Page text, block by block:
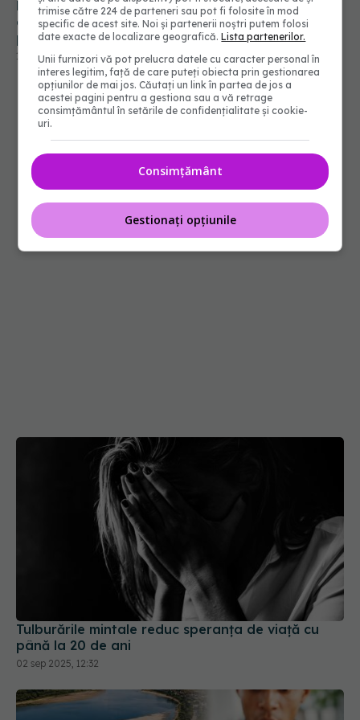
De ce are atât de mult succes Beach, Please? Ce
explică psihologia despre felul în care îl
percepem
12 iul 2026, 15:30
Tulburările mintale reduc speranța de viață cu
până la 20 de ani
02 sep 2025, 12:32
trimise către 224 de parteneri sau pot fi folosite în mod
specific de acest site. Noi și partenerii noștri putem folosi
date exacte de localizare geografică.Lista partenerilor.
Unii furnizori vă pot prelucra datele cu caracter personal în
interes legitim, față de care puteți obiecta prin gestionarea
opțiunilor de mai jos. Căutați un link în partea de jos a
acestei pagini pentru a gestiona sau a vă retrage
consimțământul în setările de confidențialitate și cookie-
uri.
Consimțământ
Gestionați opțiunile